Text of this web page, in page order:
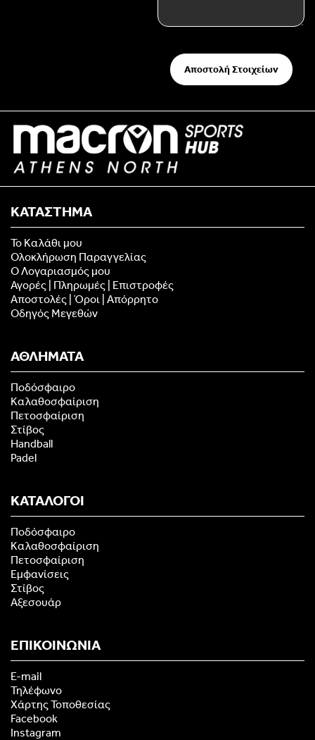
Αποστολή Στοιχείων
ΚΑΤΑΣΤΗΜΑ
Το Καλάθι μου
Ολοκλήρωση Παραγγελίας
Ο Λογαριασμός μου
Αγορές | Πληρωμές | Επιστροφές
Αποστολές | Όροι | Απόρρητο
Οδηγός Μεγεθών
ΑΘΛΗΜΑΤΑ
Ποδόσφαιρο
Καλαθοσφαίριση
Πετοσφαίριση
Στίβος
Handball
Padel
ΚΑΤΑΛΟΓΟΙ
Ποδόσφαιρο
Καλαθοσφαίριση
Πετοσφαίριση
Εμφανίσεις
Στίβος
Αξεσουάρ
ΕΠΙΚΟΙΝΩΝΙΑ
E-mail
Τηλέφωνο
Χάρτης Τοποθεσίας
Facebook
Instagram